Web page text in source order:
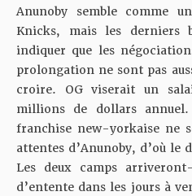
Anunoby semble comme
Knicks, mais les derniers
indiquer que les
prolongation ne sont pas
croire. OG viserait un
millions de dollars
franchise new-yorkaise ne
attentes d’Anunoby, d’où le
Les deux camps
d’entente dans les jours à